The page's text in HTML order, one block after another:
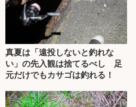
真夏は「遠投しないと釣れな
い」の先入観は捨てるべし 足
元だけでもカサゴは釣れる！